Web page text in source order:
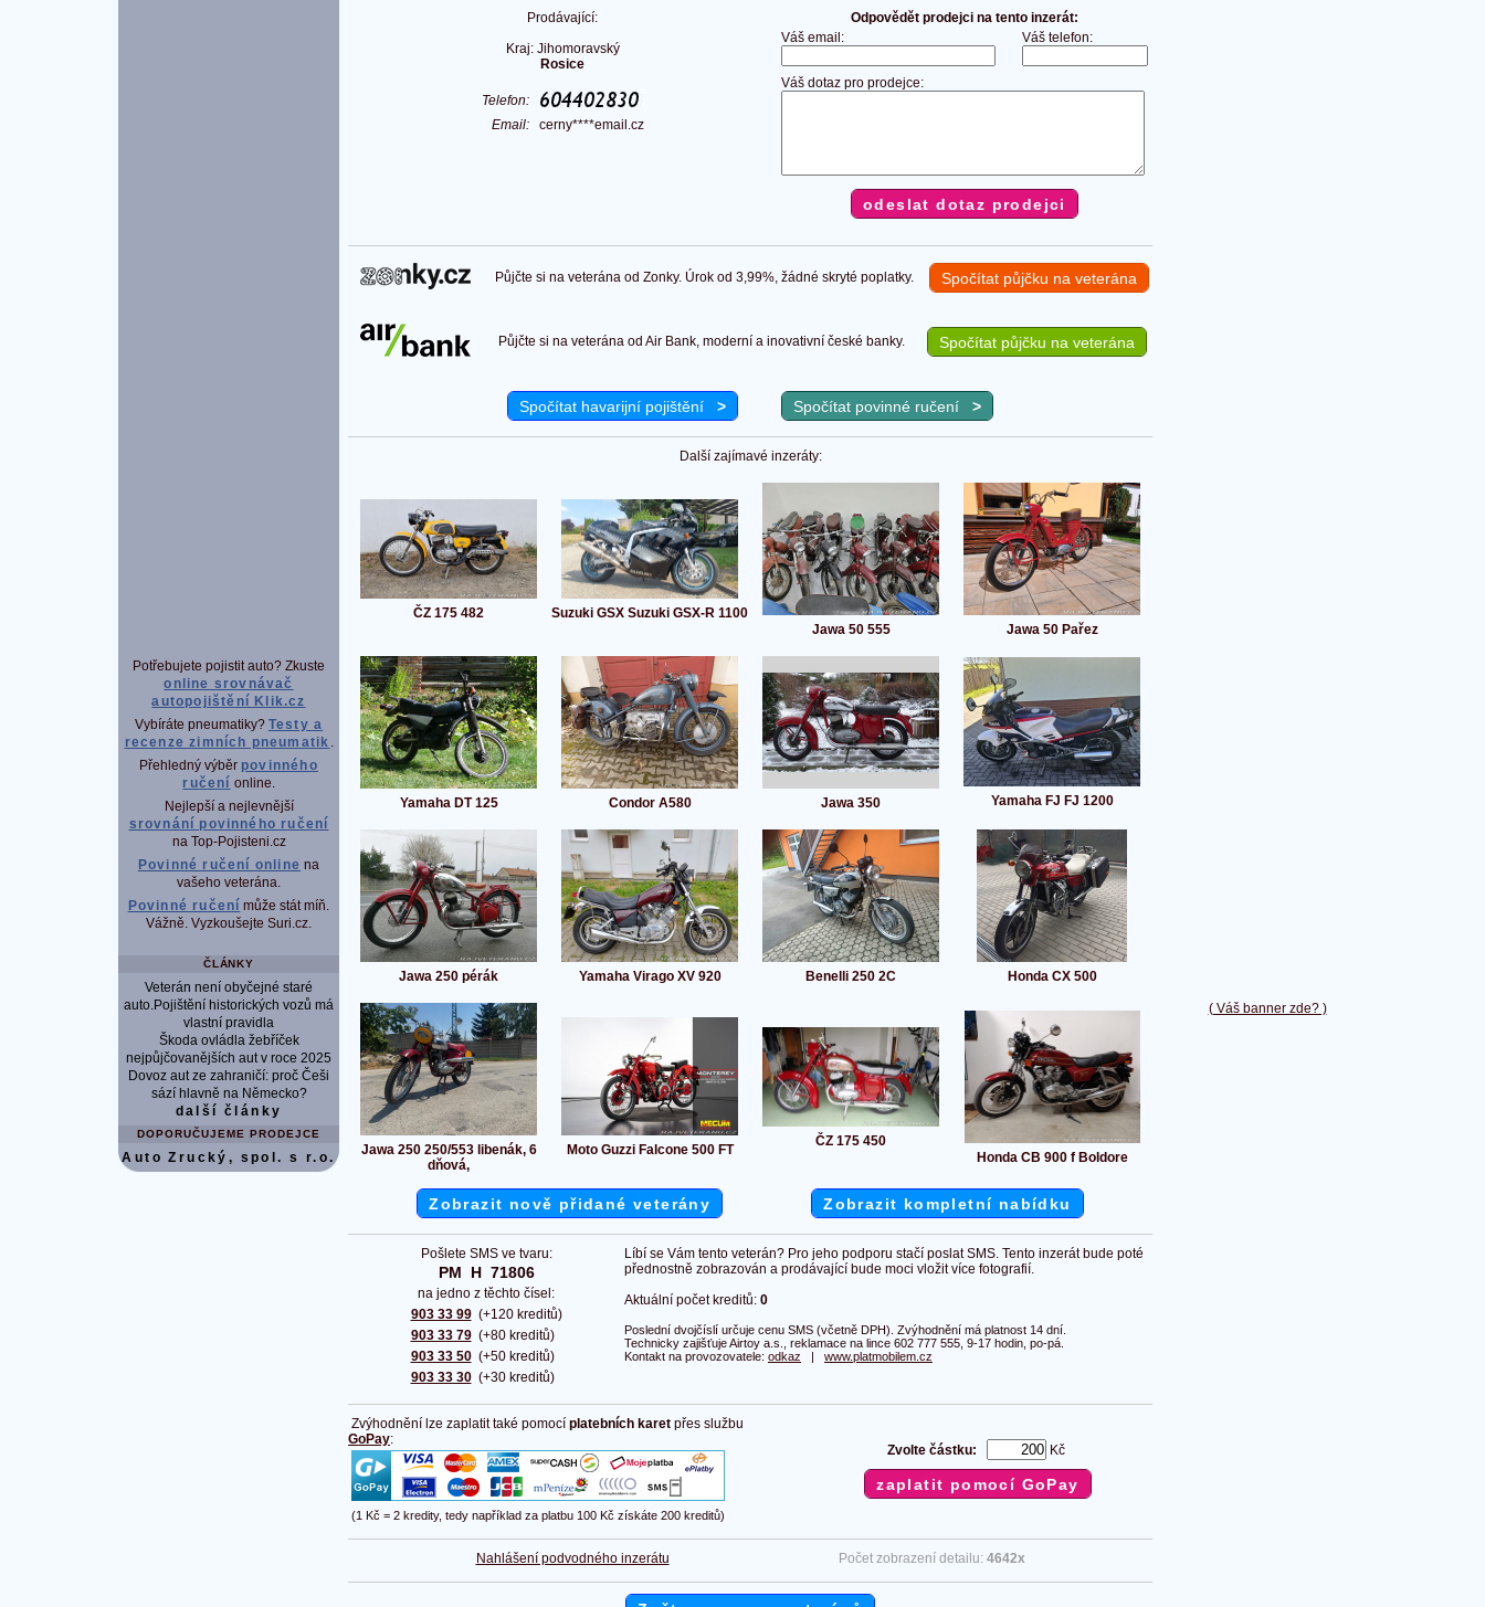
( Váš banner zde? )
Potřebujete pojistit auto? Zkuste
online srovnávač
autopojištění Klik.cz
Vybíráte pneumatiky? Testy a
recenze zimních pneumatik .
Přehledný výběr povinného
ručení online.
Nejlepší a nejlevnější
srovnání povinného ručení
na Top-Pojisteni.cz
Povinné ručení online na
vašeho veterána.
Povinné ručení může stát míň.
Vážně. Vyzkoušejte Suri.cz.
ČLÁNKY
Veterán není obyčejné staré
auto.Pojištění historických vozů má
vlastní pravidla
Škoda ovládla žebříček
nejpůjčovanějších aut v roce 2025
Dovoz aut ze zahraničí: proč Češi
sází hlavně na Německo?
další články
DOPORUČUJEME PRODEJCE
Auto Zrucký, spol. s r.o.
Prodávající:
Kraj: Jihomoravský
Rosice
Telefon:
Email: cerny****email.cz
Odpovědět prodejci na tento inzerát:
Váš email:
Váš telefon:
Váš dotaz pro prodejce:
Půjčte si na veterána od Zonky. Úrok od 3,99%, žádné skryté poplatky. Spočítat půjčku na veterána
Půjčte si na veterána od Air Bank, moderní a inovativní české banky. Spočítat půjčku na veterána
Spočítat havarijní pojištění > Spočítat povinné ručení >
Další zajímavé inzeráty:
ČZ 175 482
Suzuki GSX Suzuki GSX-R 1100
Jawa 50 555
Jawa 50 Pařez
Yamaha DT 125 Condor A580 Jawa 350 Yamaha FJ FJ 1200
Jawa 250 pérák Yamaha Virago XV 920 Benelli 250 2C Honda CX 500
Jawa 250 250/553 libenák, 6
dňová,
Moto Guzzi Falcone 500 FT
ČZ 175 450
Honda CB 900 f Boldore
Zobrazit nově přidané veterány Zobrazit kompletní nabídku
Pošlete SMS ve tvaru:
PM  H  71806
na jedno z těchto čísel:
903 33 99
903 33 79
903 33 50
903 33 30
(+120 kreditů)
(+80 kreditů)
(+50 kreditů)
(+30 kreditů)
Líbí se Vám tento veterán? Pro jeho podporu stačí poslat SMS. Tento inzerát bude poté
přednostně zobrazován a prodávající bude moci vložit více fotografií.
Aktuální počet kreditů: 0
Poslední dvojčíslí určuje cenu SMS (včetně DPH). Zvýhodnění má platnost 14 dní.
Technicky zajišťuje Airtoy a.s., reklamace na lince 602 777 555, 9-17 hodin, po-pá.
Kontakt na provozovatele: odkaz | www.platmobilem.cz
Zvýhodnění lze zaplatit také pomocí platebních karet přes službu
GoPay:
(1 Kč = 2 kredity, tedy například za platbu 100 Kč získáte 200 kreditů)
Zvolte částku: Kč
Nahlášení podvodného inzerátu Počet zobrazení detailu: 4642x